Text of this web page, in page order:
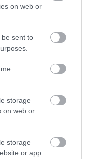
on web or
sent to
storage
on web or
storage
or app.